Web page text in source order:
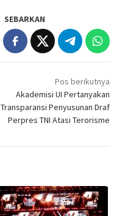
SEBARKAN
Pos berikutnya
Akademisi UI Pertanyakan
Transparansi Penyusunan Draf
Perpres TNI Atasi Terorisme